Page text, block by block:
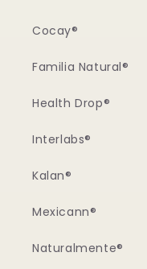
Cocay®
Familia Natural®
Health Drop®
Interlabs®
Kalan®
Mexicann®
Naturalmente®